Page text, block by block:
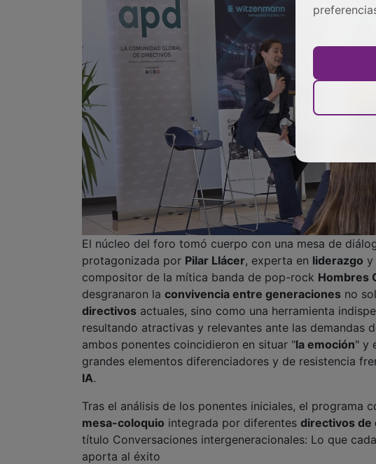
El núcleo del foro tomó cuerpo con una mesa de
protagonizada por Pilar Llácer, experta en liderazgo y
compositor de la mítica banda de pop-rock Hombres
desgranaron la convivencia entre generaciones no
directivos actuales, sino como una herramienta
resultando atractivas y relevantes ante las demandas
ambos ponentes coincidieron en situar "la emoción" y
grandes elementos diferenciadores y de resistencia
IA.
Tras el análisis de los ponentes iniciales, el programa
mesa-coloquio integrada por diferentes directivos de
título Conversaciones intergeneracionales: Lo que
aporta al éxito